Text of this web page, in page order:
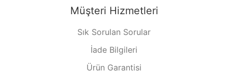
Müşteri Hizmetleri
Sık Sorulan Sorular
İade Bilgileri
Ürün Garantisi